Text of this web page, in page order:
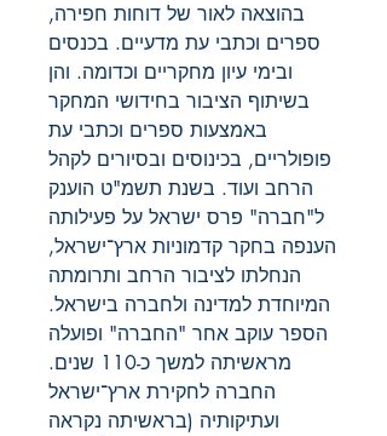
בהוצאה לאור של דוחות חפירה,
ספרים וכתבי עת מדעיים. בכנסים
ובימי עיון מחקריים וכדומה. והן
בשיתוף הציבור בחידושי המחקר
באמצעות ספרים וכתבי עת
פופולריים, בכינוסים ובסיורים לקהל
הרחב ועוד. בשנת תשמ"ט הוענק
ל"חברה" פרס ישראל על פעילותה
הענפה בחקר קדמוניות ארץ־ישראל,
הנחלתו לציבור הרחב ותרומתה
המיוחדת למדינה ולחברה בישראל.
הספר עוקב אחר "החברה" ופועלה
מראשיתה למשך כ-110 שנים.
החברה לחקירת ארץ־ישראל
ועתיקותיה (בראשיתה נקראה